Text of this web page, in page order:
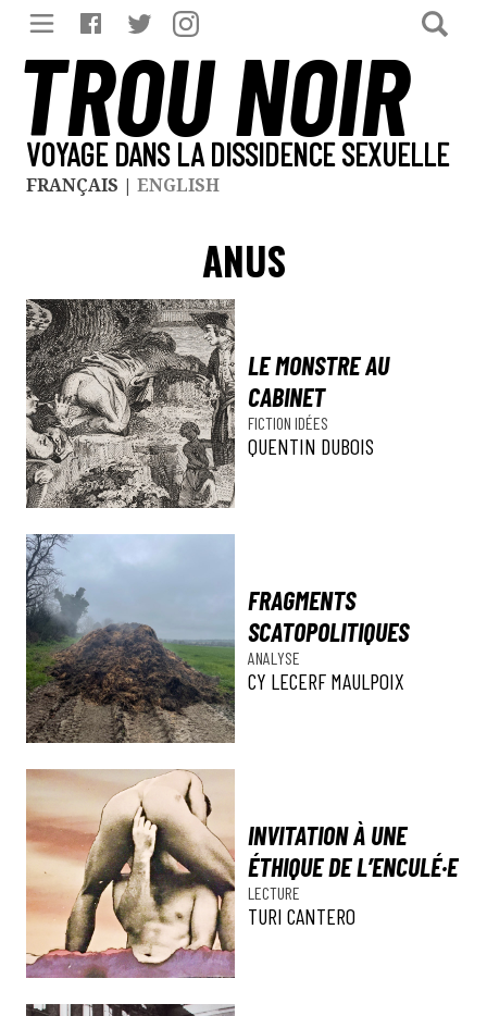
TROU NOIR
VOYAGE DANS LA DISSIDENCE SEXUELLE
FRANÇAIS | ENGLISH
ANUS
LE MONSTRE AU
CABINET
FICTION IDÉES
QUENTIN DUBOIS
FRAGMENTS
SCATOPOLITIQUES
ANALYSE
CY LECERF MAULPOIX
INVITATION À UNE
ÉTHIQUE DE L’ENCULÉ·E
LECTURE
TURI CANTERO